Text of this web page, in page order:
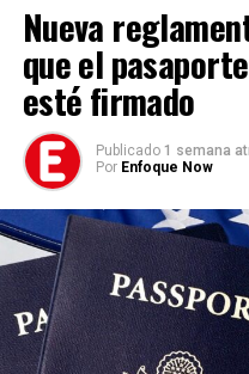
Programa de los tres días
Cada jornada desarrolla
Nueva
que el
esté firmado
Publicado 1 semana
Por Enfoque Now